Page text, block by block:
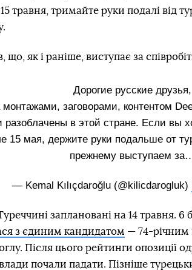
травня, тримайте руки подалі від
що, як і раніше, виступає за
Дорогие русские друзья,
заговорами, контентом
разоблачены в этой стране. Если вы
15 мая, держите руки подальше от
прежнему выступаем
— Kemal Kılıçdaroğlu (@kilicdarogluk)
заплановані на 14 травня. 6
з єдиним кандидатом — 74-річним
Після цього рейтинги опозиції
почали падати. Пізніше